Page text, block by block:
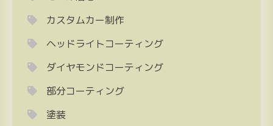
カスタムカー制作
ヘッドライトコーティング
ダイヤモンドコーティング
部分コーティング
塗装